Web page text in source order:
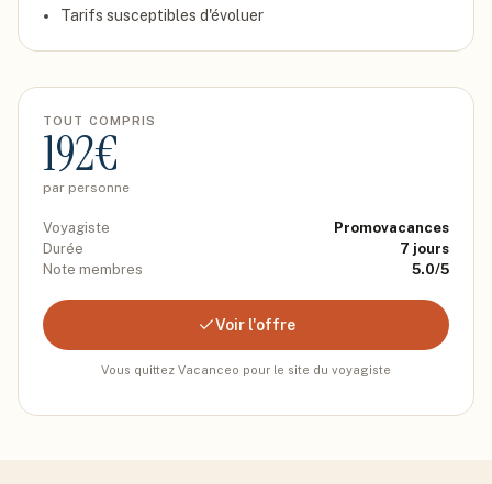
Tarifs susceptibles d'évoluer
TOUT COMPRIS
192€
par personne
Voyagiste
Promovacances
Durée
7 jours
Note membres
5.0/5
Voir l'offre
Vous quittez Vacanceo pour le site du voyagiste